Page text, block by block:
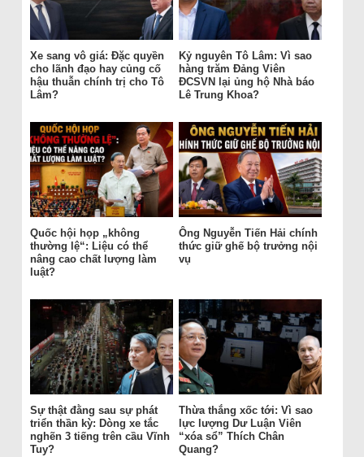
Xe sang vô giá: Đặc quyền
cho lãnh đạo hay củng cố
hậu thuẫn chính trị cho Tô
Lâm?
Kỷ nguyên Tô Lâm: Vì sao
hàng trăm Đảng Viên
ĐCSVN lại ủng hộ Nhà báo
Lê Trung Khoa?
Quốc hội họp „không
thường lệ“: Liệu có thể
nâng cao chất lượng làm
luật?
Ông Nguyễn Tiến Hải chính
thức giữ ghế bộ trưởng nội
vụ
Sự thật đằng sau sự phát
triển thần kỳ: Dòng xe tắc
nghẽn 3 tiếng trên cầu Vĩnh
Tuy?
Thừa thắng xốc tới: Vì sao
lực lượng Dư Luận Viên
“xóa sổ” Thích Chân
Quang?